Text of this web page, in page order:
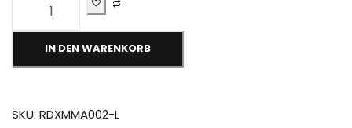
X
M
IN DEN WARENKORB
SKU: RDXMMA002-L